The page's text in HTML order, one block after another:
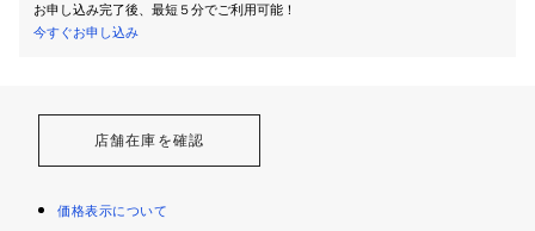
お申し込み完了後、最短５分でご利用可能！
今すぐお申し込み
店舗在庫を確認
価格表示について